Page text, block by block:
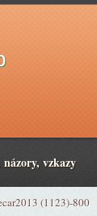
názory, vzkazy
(1123)-800